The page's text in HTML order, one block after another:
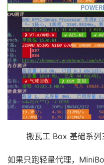
搬瓦工 Box 基础系列
如果只跑轻量代理，